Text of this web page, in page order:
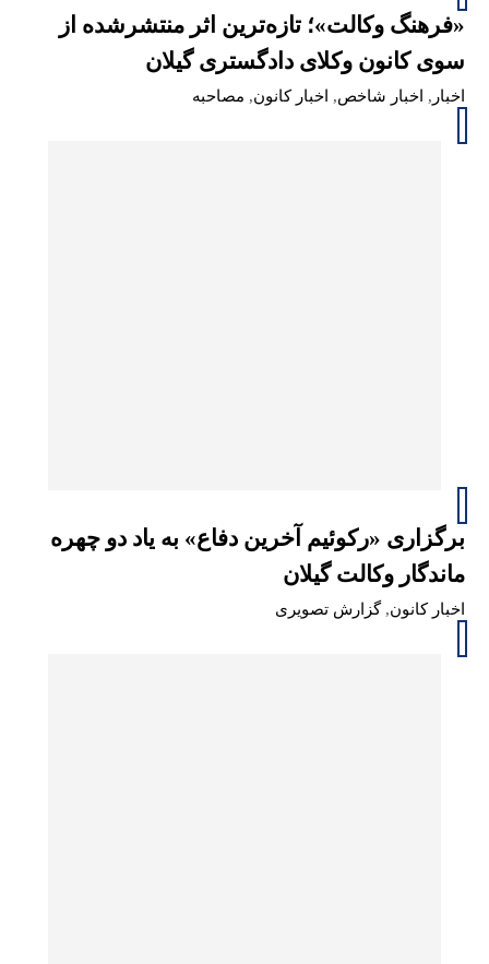
«فرهنگ وکالت»؛ تازه‌ترین اثر منتشرشده از
سوی کانون وکلای دادگستری گیلان
اخبار , اخبار شاخص, اخبار کانون, مصاحبه
برگزاری «رکوئیم آخرین دفاع» به یاد دو چهره
ماندگار وکالت گیلان
اخبار کانون,گزارش تصویری